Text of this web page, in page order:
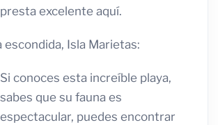
presta excelente aquí.
escondida, Isla Marietas:
Si conoces esta increíble playa,
sabes que su fauna es
espectacular, puedes encontrar